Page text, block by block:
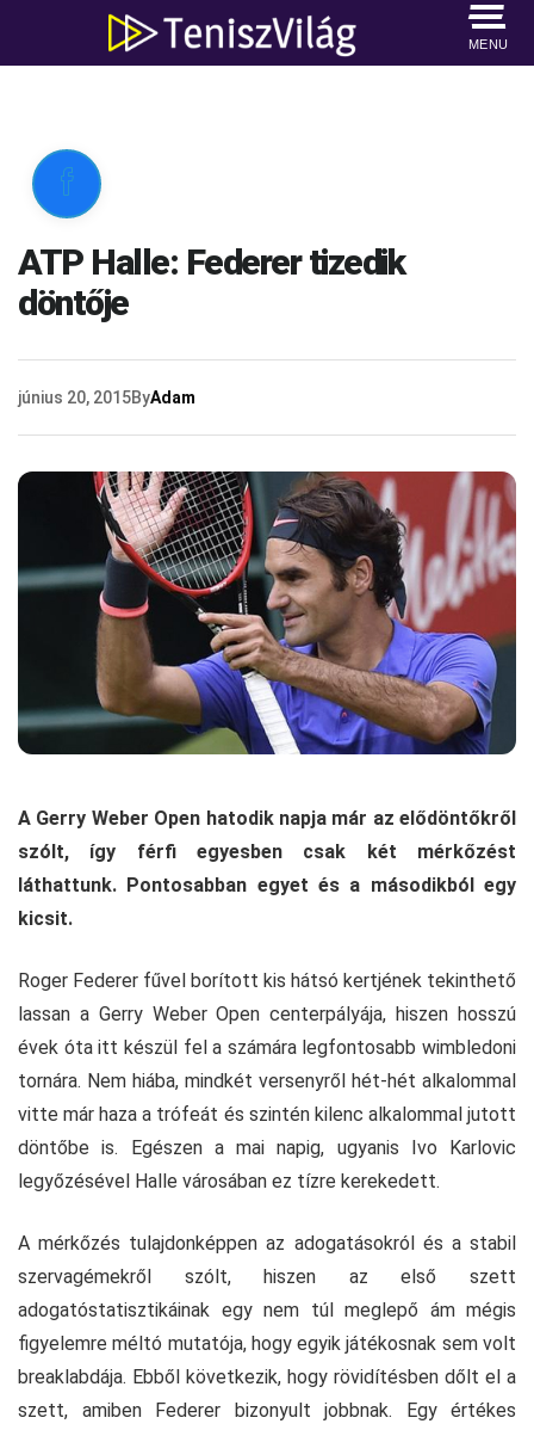
MENU

ATP Halle: Federer tizedik
döntője
június 20, 2015ByAdam
A Gerry Weber Open hatodik napja már az elődöntőkről
szólt, így férfi egyesben csak két mérkőzést
láthattunk. Pontosabban egyet és a másodikból egy
kicsit.
Roger Federer fűvel borított kis hátsó kertjének tekinthető
lassan a Gerry Weber Open centerpályája, hiszen hosszú
évek óta itt készül fel a számára legfontosabb wimbledoni
tornára. Nem hiába, mindkét versenyről hét-hét alkalommal
vitte már haza a trófeát és szintén kilenc alkalommal jutott
döntőbe is. Egészen a mai napig, ugyanis Ivo Karlovic
legyőzésével Halle városában ez tízre kerekedett.
A mérkőzés tulajdonképpen az adogatásokról és a stabil
szervagémekről szólt, hiszen az első szett
adogatóstatisztikáinak egy nem túl meglepő ám mégis
figyelemre méltó mutatója, hogy egyik játékosnak sem volt
breaklabdája. Ebből következik, hogy rövidítésben dőlt el a
szett, amiben Federer bizonyult jobbnak. Egy értékes